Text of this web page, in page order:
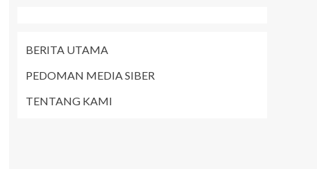
BERITA UTAMA
PEDOMAN MEDIA SIBER
TENTANG KAMI